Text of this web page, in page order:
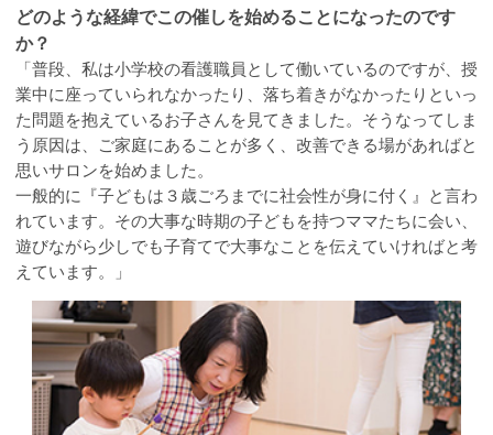
どのような経緯でこの催しを始めることになったのです
か？
「普段、私は小学校の看護職員として働いているのですが、授
業中に座っていられなかったり、落ち着きがなかったりといっ
た問題を抱えているお子さんを見てきました。そうなってしま
う原因は、ご家庭にあることが多く、改善できる場があればと
思いサロンを始めました。
一般的に『子どもは３歳ごろまでに社会性が身に付く』と言わ
れています。その大事な時期の子どもを持つママたちに会い、
遊びながら少しでも子育てで大事なことを伝えていければと考
えています。」